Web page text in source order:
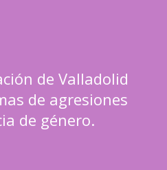
de Valladolid
de agresiones
de género.